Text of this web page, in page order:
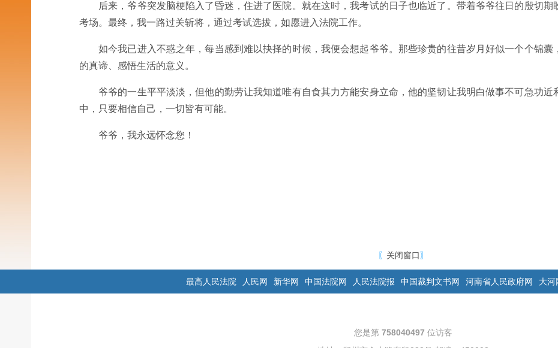
后来，爷爷突发脑梗陷入了昏迷，住进了医院。就在这时，我考试的日子也临近了。带着爷爷往日的殷切
考场。最终，我一路过关斩将，通过考试选拔，如愿进入法院工作。
如今我已进入不惑之年，每当感到难以抉择的时候，我便会想起爷爷。那些珍贵的往昔岁月好似一个个锦
的真谛、感悟生活的意义。
爷爷的一生平平淡淡，但他的勤劳让我知道唯有自食其力方能安身立命，他的坚韧让我明白做事不可急功
中，只要相信自己，一切皆有可能。
爷爷，我永远怀念您！
〖 关闭窗口〗
最高人民法院 人民网 新华网 中国法院网 人民法院报 中国裁判文书网 河南省人民政府网 大河
您是第 758040497 位访客